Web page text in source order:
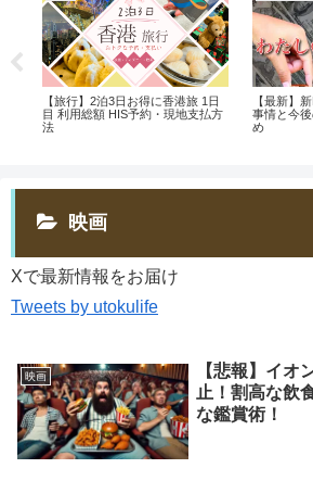
【旅行】2泊3日お得に香港旅 1日
目 利用総額 HIS予約・現地支払方
法
【最新】
事情と今
め
映画
Xで最新情報をお届け
Tweets by utokulife
映画
【悲報】イオ
止！割高な飲
な鑑賞術！